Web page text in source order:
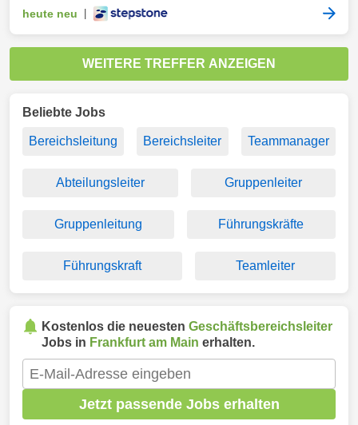
heute neu
WEITERE TREFFER ANZEIGEN
Beliebte Jobs
Bereichsleitung Bereichsleiter Teammanager
Abteilungsleiter Gruppenleiter
Gruppenleitung Führungskräfte
Führungskraft Teamleiter
Kostenlos die neuesten Geschäftsbereichsleiter
Jobs in Frankfurt am Main erhalten.
Jetzt passende Jobs erhalten